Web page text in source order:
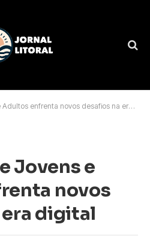
enfrenta novos desafios na era digital
Jovens e
novos
digital